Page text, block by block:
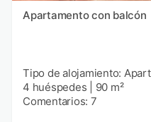
Apartamento con balcón
Tipo de alojamiento:
4 huéspedes
90 m²
Comentarios: 7